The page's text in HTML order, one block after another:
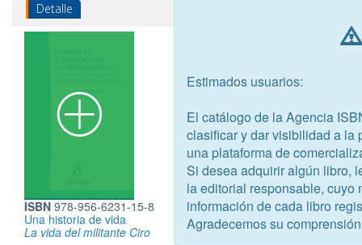
Detalle
ISBN 978-956-6231-15-8
Una historia de vida
La vida del militante Ciro
Estimados usuarios:
El catálogo de la Agencia
clasificar y dar visibilidad a la
una plataforma de
Si desea adquirir algún libro,
la editorial responsable, cuyo
información de cada libro
Agradecemos su